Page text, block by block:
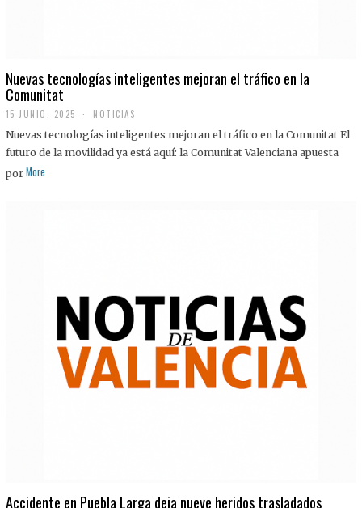
Nuevas tecnologías inteligentes mejoran el tráfico en la
Comunitat
15 JUNIO, 2025 NOTICIAS
Nuevas tecnologías inteligentes mejoran el tráfico en la Comunitat El
futuro de la movilidad ya está aquí: la Comunitat Valenciana apuesta
por More
Accidente en Puebla Larga deja nueve heridos trasladados